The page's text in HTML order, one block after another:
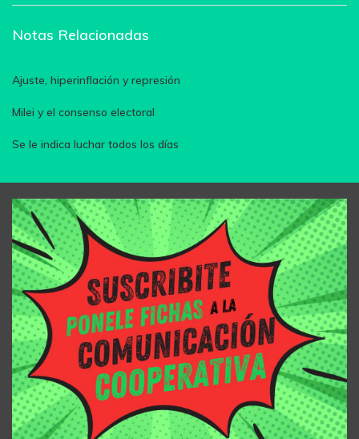
Notas Relacionadas
Ajuste, hiperinflación y represión
Milei y el consenso electoral
Se le indica luchar todos los días